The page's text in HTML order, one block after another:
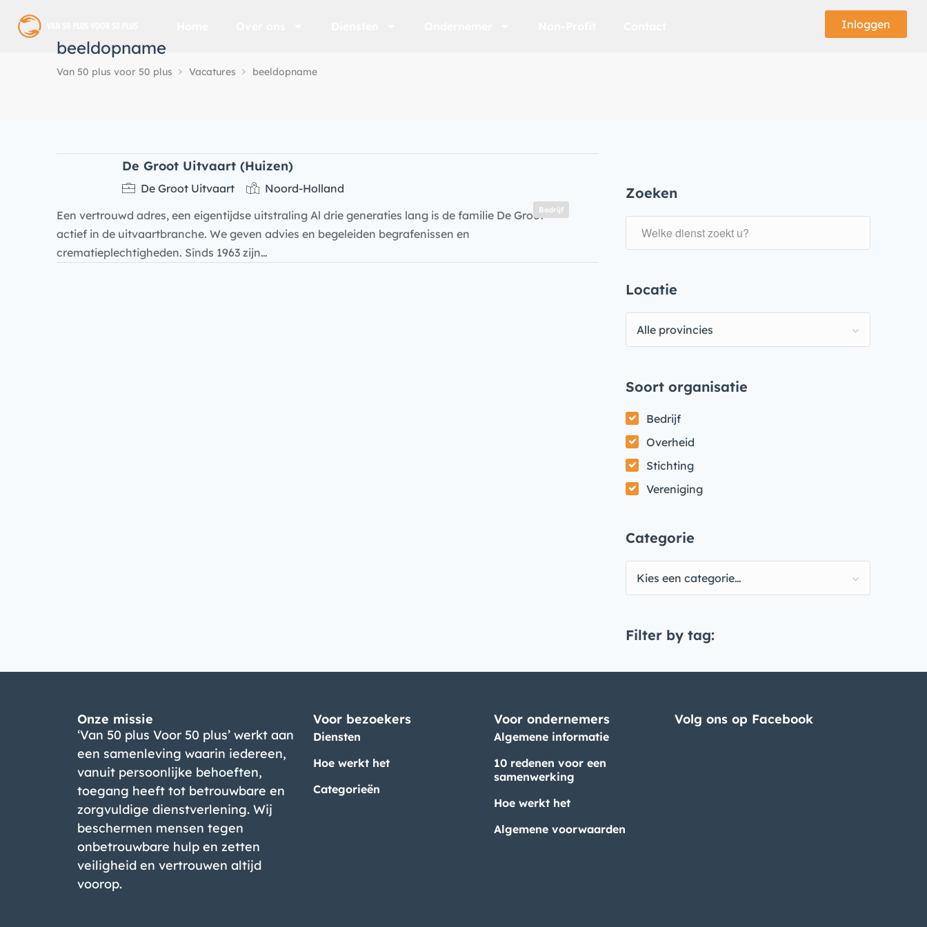
Inloggen
beeldopname
Van 50 plus voor 50 plus Vacatures beeldopname
Zoeken
Locatie
Alle provincies
Soort organisatie
Bedrijf
Overheid
Stichting
Vereniging
Categorie
Kies een categorie…
Filter by tag:
De Groot Uitvaart (Huizen)
Bedrijf
De Groot Uitvaart
Noord-Holland
Een vertrouwd adres, een eigentijdse uitstraling Al drie generaties lang is de familie De Groot
actief in de uitvaartbranche. We geven advies en begeleiden begrafenissen en
crematieplechtigheden. Sinds 1963 zijn…
Onze missie
‘Van 50 plus Voor 50 plus’ werkt aan
een samenleving waarin iedereen,
vanuit persoonlijke behoeften,
toegang heeft tot betrouwbare en
zorgvuldige dienstverlening. Wij
beschermen mensen tegen
onbetrouwbare hulp en zetten
veiligheid en vertrouwen altijd
voorop.
Voor bezoekers
Diensten
Hoe werkt het
Categorieën
Voor ondernemers
Algemene informatie
10 redenen voor een
samenwerking
Hoe werkt het
Algemene voorwaarden
Volg ons op Facebook